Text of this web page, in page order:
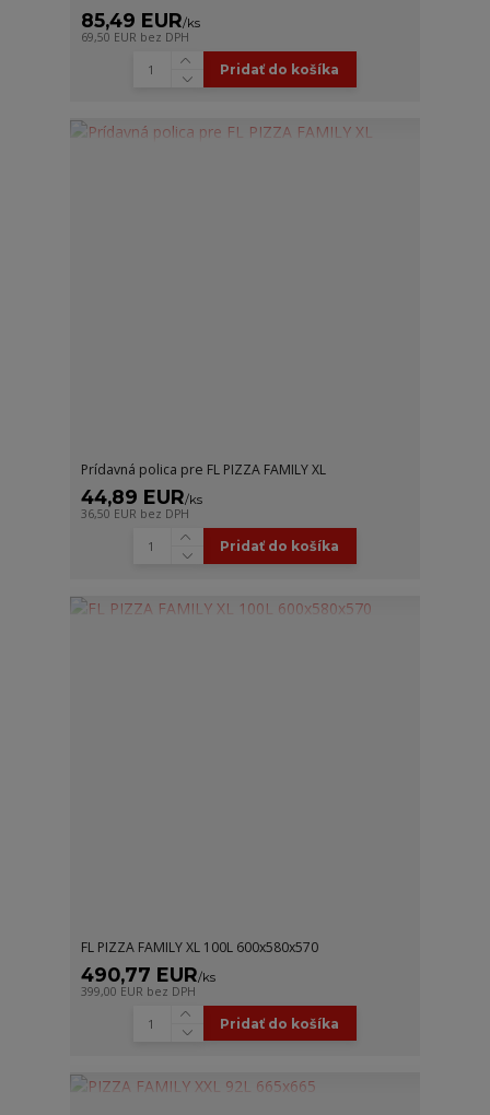
85,49 EUR/ks
69,50 EUR bez DPH
Pridať do košíka
Prídavná polica pre FL PIZZA FAMILY XL
44,89 EUR/ks
36,50 EUR bez DPH
Pridať do košíka
FL PIZZA FAMILY XL 100L 600x580x570
490,77 EUR/ks
399,00 EUR bez DPH
Pridať do košíka